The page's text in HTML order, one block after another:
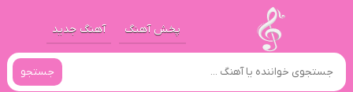
پخش آهنگ آهنگ جدید
جستجو